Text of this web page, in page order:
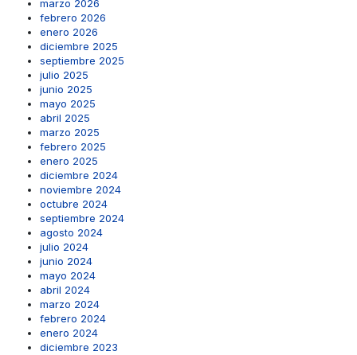
marzo 2026
febrero 2026
enero 2026
diciembre 2025
septiembre 2025
julio 2025
junio 2025
mayo 2025
abril 2025
marzo 2025
febrero 2025
enero 2025
diciembre 2024
noviembre 2024
octubre 2024
septiembre 2024
agosto 2024
julio 2024
junio 2024
mayo 2024
abril 2024
marzo 2024
febrero 2024
enero 2024
diciembre 2023